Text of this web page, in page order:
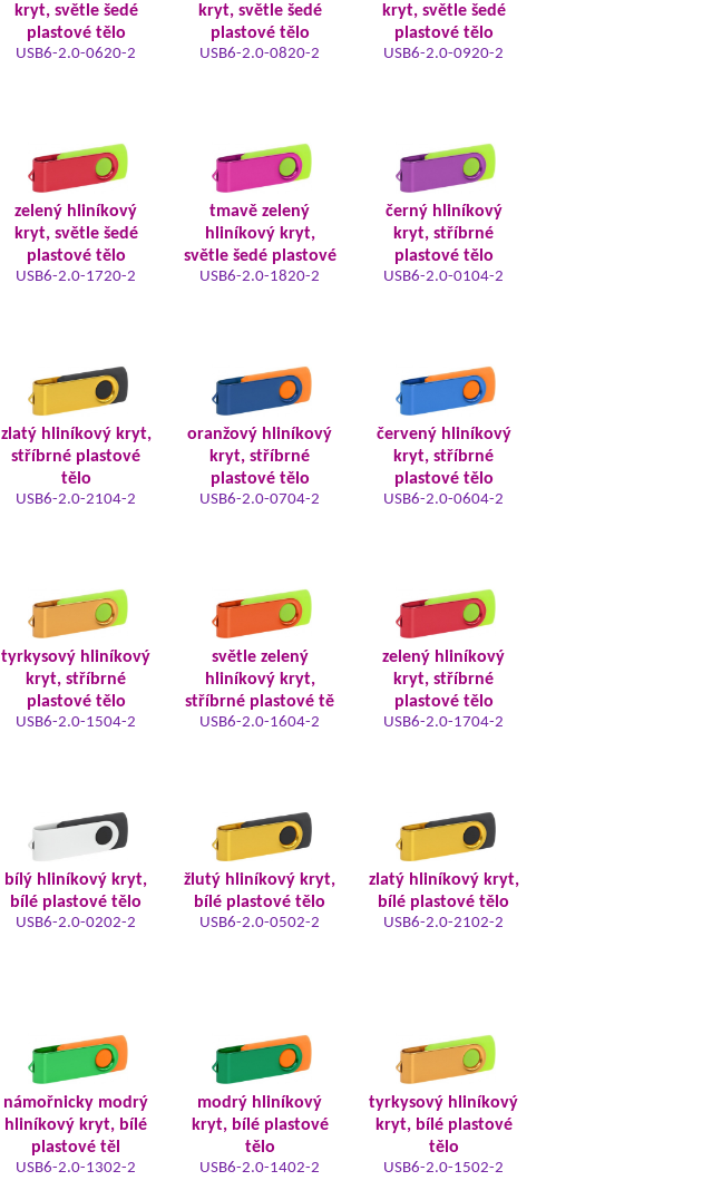
kryt, světle šedé
plastové tělo
USB6-2.0-0620-2
kryt, světle šedé
plastové tělo
USB6-2.0-0820-2
kryt, světle šedé
plastové tělo
USB6-2.0-0920-2
zelený hliníkový
kryt, světle šedé
plastové tělo
USB6-2.0-1720-2
tmavě zelený
hliníkový kryt,
světle šedé plastové
USB6-2.0-1820-2
černý hliníkový
kryt, stříbrné
plastové tělo
USB6-2.0-0104-2
zlatý hliníkový kryt,
stříbrné plastové
tělo
USB6-2.0-2104-2
oranžový hliníkový
kryt, stříbrné
plastové tělo
USB6-2.0-0704-2
červený hliníkový
kryt, stříbrné
plastové tělo
USB6-2.0-0604-2
tyrkysový hliníkový
kryt, stříbrné
plastové tělo
USB6-2.0-1504-2
světle zelený
hliníkový kryt,
stříbrné plastové tě
USB6-2.0-1604-2
zelený hliníkový
kryt, stříbrné
plastové tělo
USB6-2.0-1704-2
bílý hliníkový kryt,
bílé plastové tělo
USB6-2.0-0202-2
žlutý hliníkový kryt,
bílé plastové tělo
USB6-2.0-0502-2
zlatý hliníkový kryt,
bílé plastové tělo
USB6-2.0-2102-2
námořnicky modrý
hliníkový kryt, bílé
plastové těl
USB6-2.0-1302-2
modrý hliníkový
kryt, bílé plastové
tělo
USB6-2.0-1402-2
tyrkysový hliníkový
kryt, bílé plastové
tělo
USB6-2.0-1502-2